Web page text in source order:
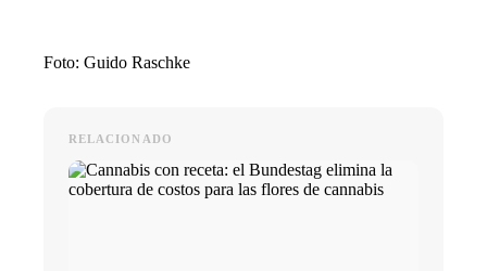
Foto: Guido Raschke
RELACIONADO